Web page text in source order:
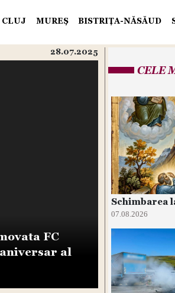
CLUJ MUREŞ BISTRIŢA-NĂSĂUD
28.07.2025
FC
al
CELE
Schimbarea
07.08.2026